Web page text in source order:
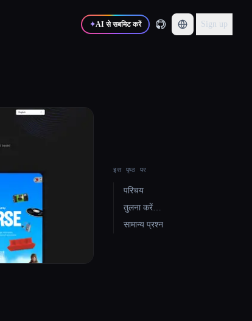
✦AI से सबमिट करें Sign up
इस पृष्ठ पर
परिचय
तुलना करें…
सामान्य प्रश्न